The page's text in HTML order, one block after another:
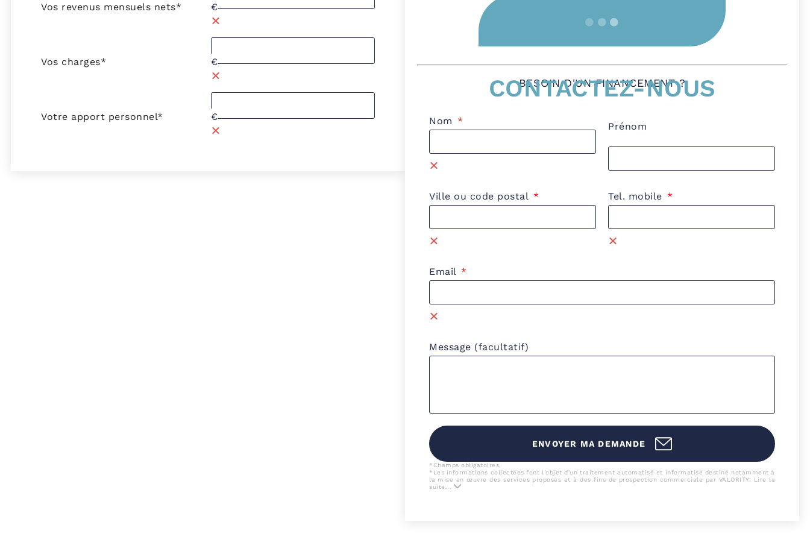
Vos revenus mensuels nets* €
Vos charges* €
Votre apport personnel* €
BESOIN D'UN FINANCEMENT ?
CONTACTEZ-NOUS
Nom Prénom
Ville ou code postal Tel. mobile
Email
Message (facultatif)
ENVOYER MA DEMANDE
*Champs obligatoires
*Les informations collectées font l'objet d'un traitement automatisé et informatisé destiné notamment à
la mise en œuvre des services proposés et à des fins de prospection commerciale par VALORITY.
Lire la
suite...